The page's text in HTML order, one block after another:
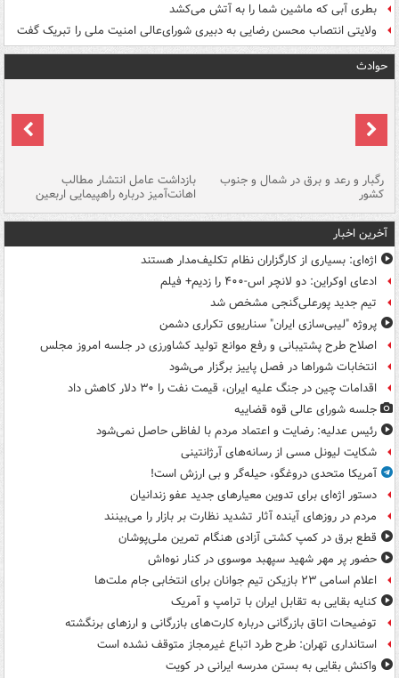
بطری آبی که ماشین شما را به آتش می‌کشد
ولایتی انتصاب محسن رضایی به دبیری شورای‌عالی امنیت ملی را تبریک گفت
حوادث
رگبار و رعد و برق در شمال و جنوب
کشور
بازداشت عامل انتشار مطالب
اهانت‌آمیز درباره راهپیمایی اربعین
آخرین اخبار
اژه‌ای: بسیاری از کارگزاران نظام تکلیف‌مدار هستند
ادعای اوکراین: دو لانچر اس-۴۰۰ را زدیم+ فیلم
تیم جدید پورعلی‌گنجی مشخص شد
پروژه "لیبی‌سازی ایران" سناریوی تکراری دشمن
اصلاح طرح پشتیبانی و رفع موانع تولید کشاورزی در جلسه امروز مجلس
انتخابات شوراها در فصل پاییز برگزار می‌شود
اقدامات چین در جنگ علیه ایران، قیمت نفت را ۳۰ دلار کاهش داد
جلسه شورای عالی قوه قضاییه
رئیس عدلیه: رضایت و اعتماد مردم با لفاظی حاصل نمی‌شود
شکایت لیونل مسی از رسانه‌های آرژانتینی
آمریکا متحدی دروغگو، حیله‌گر و بی ارزش است!
دستور اژه‌ای برای تدوین معیارهای جدید عفو زندانیان
مردم در روزهای آینده آثار تشدید نظارت بر بازار را می‌بینند
قطع برق در کمپ کشتی آزادی هنگام تمرین ملی‌پوشان
حضور پر مهر شهید سپهبد موسوی در کنار نوه‌اش
اعلام اسامی ۲۳ بازیکن تیم جوانان برای انتخابی جام ملت‌ها
کنایه بقایی به تقابل ایران با ترامپ و آمریک
توضیحات اتاق بازرگانی درباره کارت‌های بازرگانی و ارزهای برنگشته
استانداری تهران: طرح طرد اتباع غیرمجاز متوقف نشده است
واکنش بقایی به بستن مدرسه ایرانی در کویت